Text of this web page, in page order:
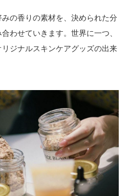
の香りの素材を、決められた分
わせていきます。世界に一つ、
ジナルスキンケアグッズの出来